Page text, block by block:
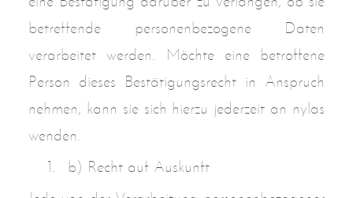
betreffende personenbezogene Daten
verarbeitet werden. Möchte eine betroffene
Person dieses Bestätigungsrecht in Anspruch
nehmen, kann sie sich hierzu jederzeit an nylas
wenden.
b) Recht auf Auskunft